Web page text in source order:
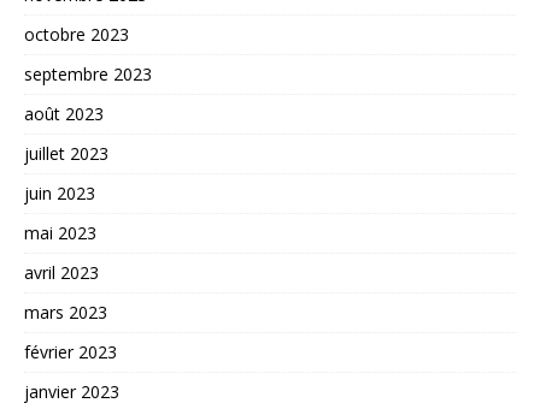
octobre 2023
septembre 2023
août 2023
juillet 2023
juin 2023
mai 2023
avril 2023
mars 2023
février 2023
janvier 2023